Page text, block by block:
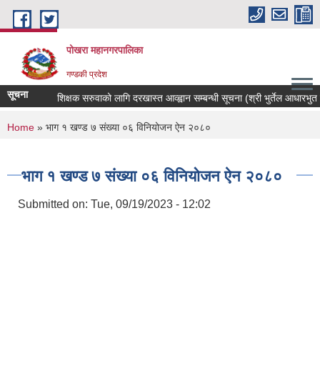
Skip to main content
पोखरा महानगरपालिका
गण्डकी प्रदेश
सूचना शिक्षक सरुवाको लागि दरखास्त आव्ह्वान सम्बन्धी सूचना (श्री भुर्तेल आधारभुत
You are here
Home » भाग १ खण्ड ७ संख्या ०६ विनियोजन ऐन २०८०
भाग १ खण्ड ७ संख्या ०६ विनियोजन ऐन २०८०
Submitted on: Tue, 09/19/2023 - 12:02